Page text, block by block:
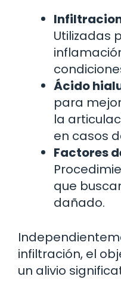
Utilizadas
Ácido
para
la
en casos
Factores
que
dañado.
infiltración, el
un alivio